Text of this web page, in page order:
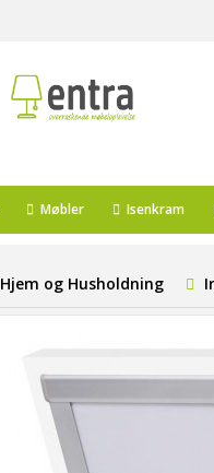
Møbler Isenkram
Hjem og Husholdning